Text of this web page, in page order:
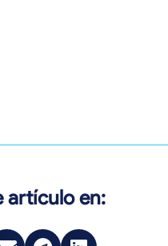
artículo en: